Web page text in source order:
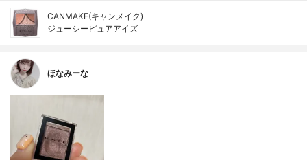
CANMAKE(キャンメイク)
ジューシーピュアアイズ
ほなみーな